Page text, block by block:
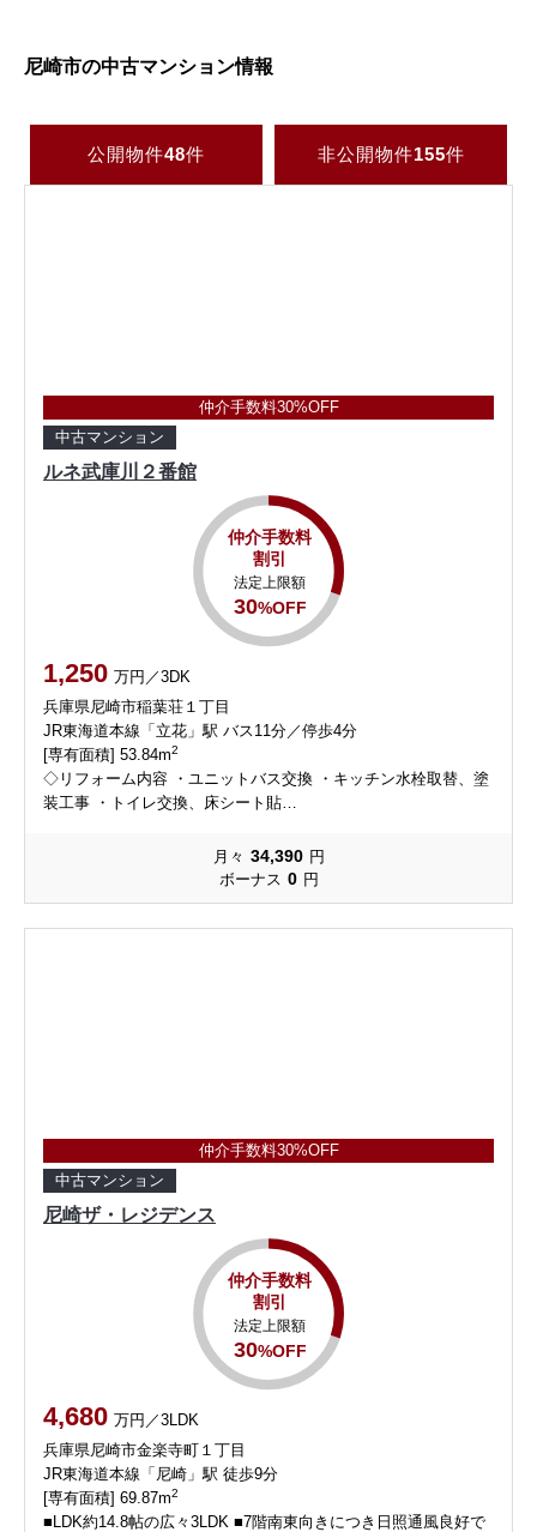
尼崎市の中古マンション情報
公開物件48件 非公開物件155件
仲介手数料30%OFF
中古マンション
ルネ武庫川２番館
仲介手数料
割引
法定上限額
30%OFF
1,250 万円／3DK
兵庫県尼崎市稲葉荘１丁目
JR東海道本線「立花」駅 バス11分／停歩4分
[専有面積] 53.84m2
◇リフォーム内容 ・ユニットバス交換 ・キッチン水栓取替、塗
装工事 ・トイレ交換、床シート貼…
月々 34,390 円
ボーナス 0 円
仲介手数料30%OFF
中古マンション
尼崎ザ・レジデンス
仲介手数料
割引
法定上限額
30%OFF
4,680 万円／3LDK
兵庫県尼崎市金楽寺町１丁目
JR東海道本線「尼崎」駅 徒歩9分
[専有面積] 69.87m2
■LDK約14.8帖の広々3LDK ■7階南東向きにつき日照通風良好で